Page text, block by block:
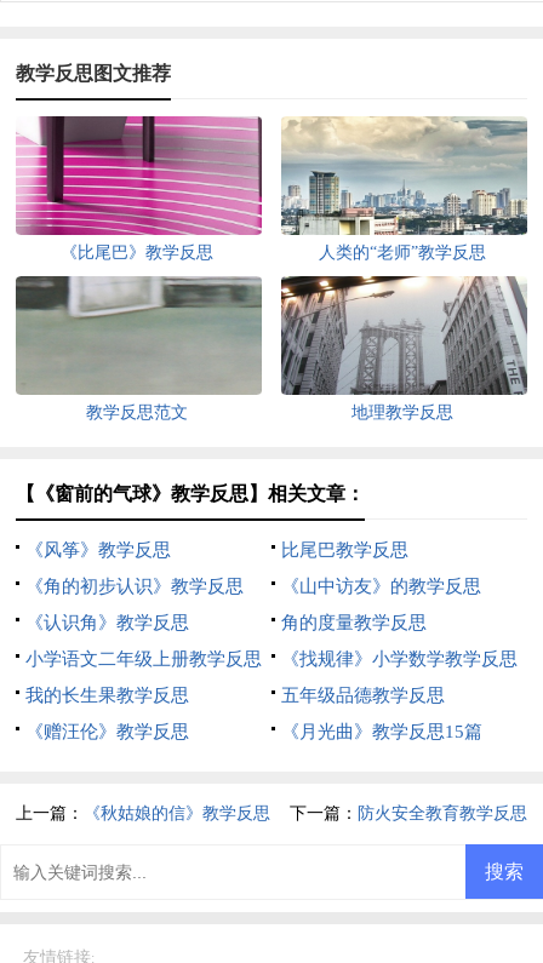
教学反思图文推荐
《比尾巴》教学反思 人类的“老师”教学反思
教学反思范文 地理教学反思
【《窗前的气球》教学反思】相关文章：
《风筝》教学反思
比尾巴教学反思
《角的初步认识》教学反思
《山中访友》的教学反思
《认识角》教学反思
角的度量教学反思
小学语文二年级上册教学反思
《找规律》小学数学教学反思
我的长生果教学反思
五年级品德教学反思
《赠汪伦》教学反思
《月光曲》教学反思15篇
上一篇： 《秋姑娘的信》教学反思 下一篇： 防火安全教育教学反思
友情链接: